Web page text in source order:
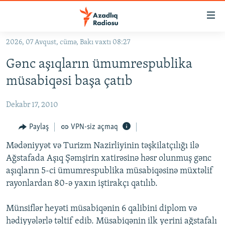
Əsas
qayıt
Əsas
qayıt
KORRUPSIOMETR
#ƏSLINDƏ
FƏRQƏ BAX
QANUNI DOĞRU
ARAŞDIRMA
MULTIMEDIA
FOTOQALEREYA
OXU ZALI
HAQQIMIZDA
2026, 07 Avqust, cümə, Bakı vaxtı 08:27
Gənc aşıqların ümumrespublika
müsabiqəsi başa çatıb
Dekabr 17, 2010
Paylaş VPN-siz açmaq
Mədəniyyət və Turizm Nazirliyinin təşkilatçılığı ilə
Ağstafada Aşıq Şəmşirin xatirəsinə həsr olunmuş gənc
aşıqların 5-ci ümumrespublika müsabiqəsinə müxtəlif
rayonlardan 80-ə yaxın iştirakçı qatılıb.
Münsiflər heyəti müsabiqənin 6 qalibini diplom və
hədiyyələrlə təltif edib. Müsabiqənin ilk yerini ağstafalı